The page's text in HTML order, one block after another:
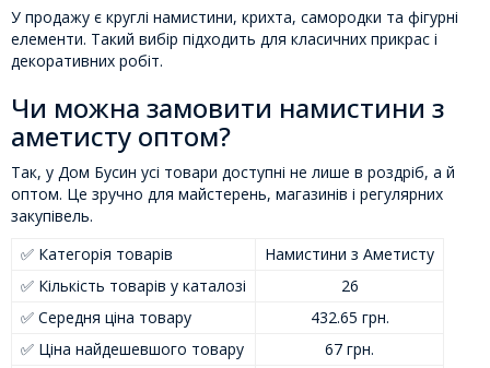
У продажу є круглі намистини, крихта, самородки та фігурні
елементи. Такий вибір підходить для класичних прикрас і
декоративних робіт.
Чи можна замовити намистини з
аметисту оптом?
Так, у Дом Бусин усі товари доступні не лише в роздріб, а й
оптом. Це зручно для майстерень, магазинів і регулярних
закупівель.
✅ Категорія товарів
Намистини з Аметисту
✅ Кількість товарів у каталозі
26
✅ Середня ціна товару
432.65 грн.
✅ Ціна найдешевшого товару
67 грн.